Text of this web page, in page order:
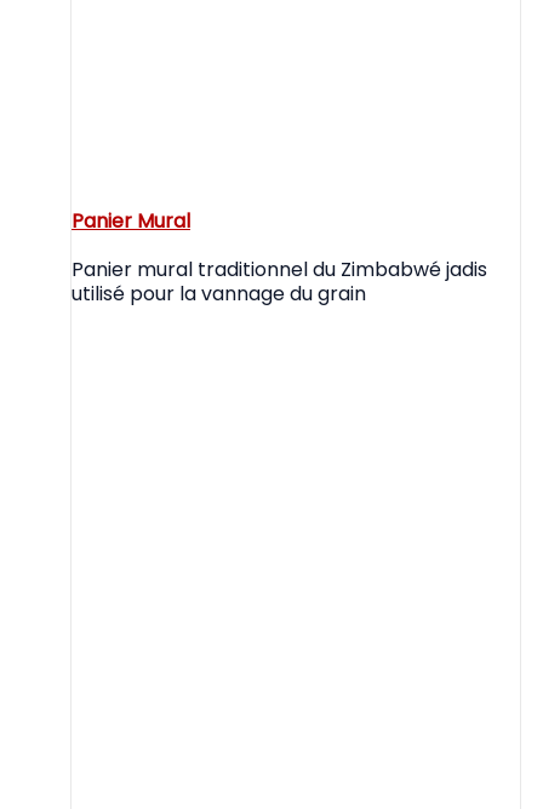
Panier Mural
Panier mural traditionnel du Zimbabwé jadis
utilisé pour la vannage du grain